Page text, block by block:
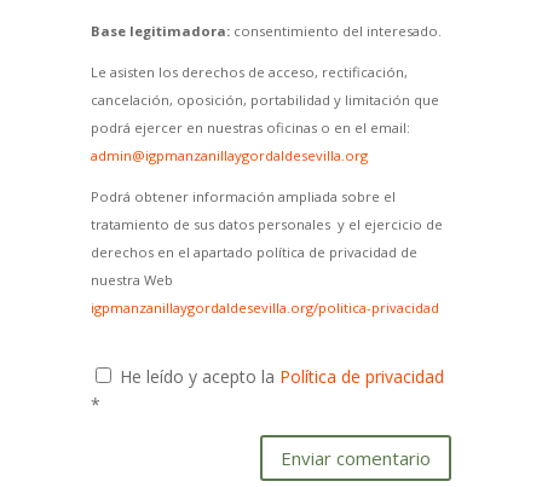
Base legitimadora:consentimiento del interesado.
Le asisten los derechos de acceso, rectificación,
cancelación, oposición, portabilidad y limitación que
podrá ejercer en nuestras oficinas o en el email:
admin@igpmanzanillaygordaldesevilla.org
Podrá obtener información ampliada sobre el
tratamiento de sus datos personales y el ejercicio de
derechos en el apartado política de privacidad de
nuestra Web
igpmanzanillaygordaldesevilla.org/politica-privacidad
He leído y acepto la Política de privacidad
*
Enviar comentario